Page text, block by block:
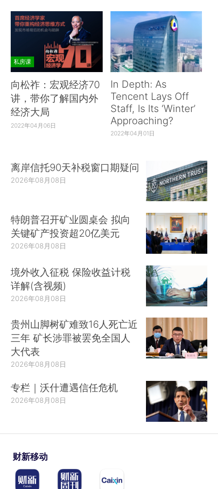
私房课
向松祚：宏观经济70
讲，带你了解国内外
经济大局
2022年04月06日
In Depth: As
Tencent Lays Off
Staff, Is Its ‘Winter’
Approaching?
2022年04月01日
离岸信托90天补税窗口期疑问
2026年08月08日
特朗普召开矿业圆桌会 拟向
关键矿产投资超20亿美元
2026年08月08日
境外收入征税 保险收益计税
详解(含视频)
2026年08月08日
贵州山脚树矿难致16人死亡近
三年 矿长涉罪被罢免全国人
大代表
2026年08月08日
专栏｜沃什遭遇信任危机
2026年08月08日
财新移动